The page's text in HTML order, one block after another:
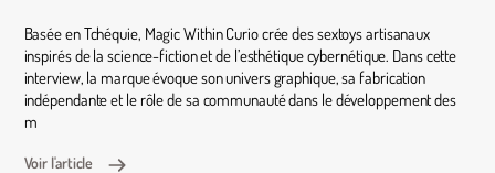
Basée en Tchéquie, Magic Within Curio crée des sextoys artisanaux
inspirés de la science-fiction et de l’esthétique cybernétique. Dans cette
interview, la marque évoque son univers graphique, sa fabrication
indépendante et le rôle de sa communauté dans le développement des
m
Voir l'article